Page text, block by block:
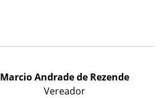
Marcio Andrade de Rezende
Vereador